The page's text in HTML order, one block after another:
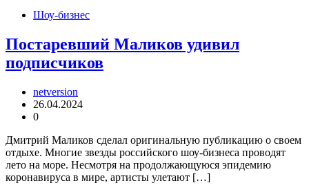
Шоу-бизнес
Постаревший Маликов удивил
подписчиков
netversion
26.04.2024
0
Дмитрий Маликов сделал оригинальную публикацию о своем
отдыхе. Многие звезды российского шоу-бизнеса проводят
лето на море. Несмотря на продолжающуюся эпидемию
коронавируса в мире, артисты улетают […]